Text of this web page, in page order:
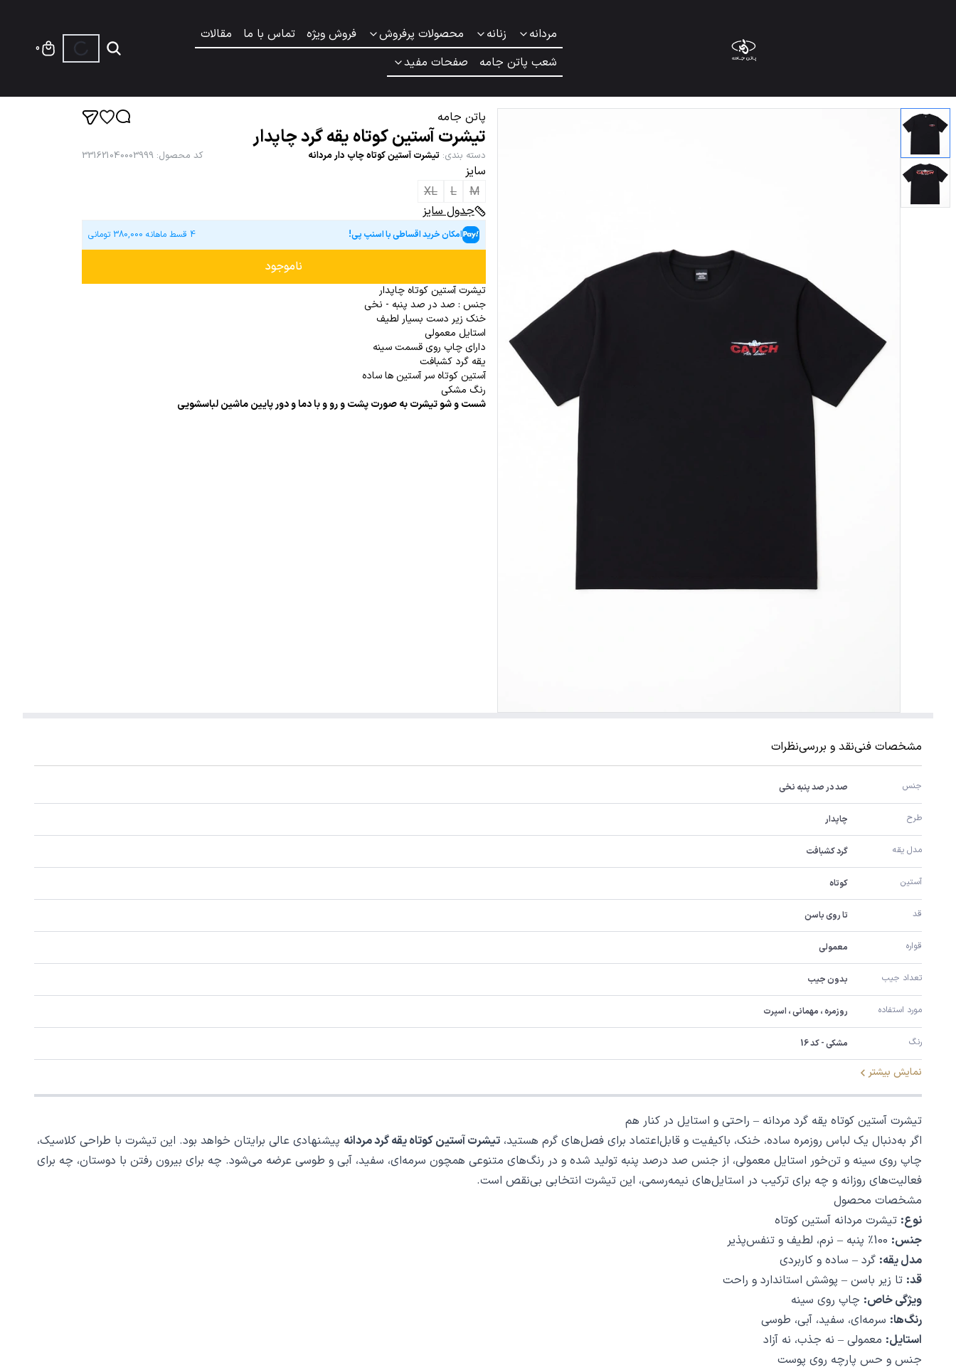
مردانه زنانه محصولات پرفروش فروش ویژه تماس با ما
مقالات
شعب پاتن جامه
صفحات مفید
0
پاتن جامه
تیشرت آستین کوتاه یقه گرد چاپدار
دسته بندی: تیشرت آستین کوتاه چاپ دار مردانه کد محصول:
331621040003999
سایز
M
L
XL
جدول سایز
امکان خرید اقساطی با اسنپ پی! 4 قسط ماهانه 380,000 تومانی
ناموجود
تیشرت آستین کوتاه چاپدار
جنس : صد در صد پنبه - نخی
خنک زیر دست بسیار لطیف
استایل معمولی
دارای چاپ روی قسمت سینه
یقه گرد کشبافت
آستین کوتاه سر آستین ها ساده
رنگ مشکی
شست و شو تیشرت به صورت پشت و رو و با دما و دور پایین ماشین لباسشویی
مشخصات فنینقد و بررسینظرات
جنس صد در صد پنبه نخی
طرح چاپدار
مدل یقه گرد کشبافت
آستین کوتاه
قد تا روی باسن
قواره معمولی
تعداد جیب بدون جیب
مورد استفاده روزمره ، مهمانی ، اسپرت
رنگ مشکی - کد 16
نمایش بیشتر
تیشرت آستین کوتاه یقه گرد مردانه – راحتی و استایل در کنار هم
اگر به‌دنبال یک لباس روزمره ساده، خنک، باکیفیت و قابل‌اعتماد برای فصل‌های گرم هستید، تیشرت آستین کوتاه یقه گرد مردانه پیشنهادی عالی برایتان خواهد بود. این تیشرت با طراحی کلاسیک،
چاپ روی سینه و تن‌خور استایل معمولی، از جنس صد درصد پنبه تولید شده و در رنگ‌های متنوعی همچون سرمه‌ای، سفید، آبی و طوسی عرضه می‌شود. چه برای بیرون رفتن با دوستان، چه برای
فعالیت‌های روزانه و چه برای ترکیب در استایل‌های نیمه‌رسمی، این تیشرت انتخابی بی‌نقص است.
مشخصات محصول
نوع: تیشرت مردانه آستین کوتاه
جنس:
مدل یقه: گرد – ساده و کاربردی
قد: تا زیر باسن – پوشش استاندارد و راحت
ویژگی خاص: چاپ روی سینه
رنگ‌ها: سرمه‌ای، سفید، آبی، طوسی
استایل: معمولی – نه جذب، نه آزاد
جنس و حس پارچه روی پوست